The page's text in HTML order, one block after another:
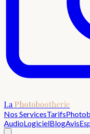
La Photobootherie
Nos ServicesTarifs
AudioLogicielBlogAvis